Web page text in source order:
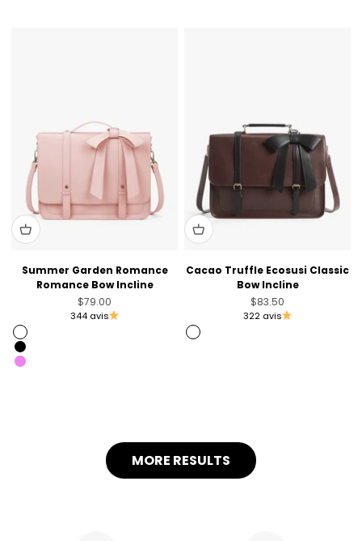
Summer Garden Romance
Romance Bow Incline
Prix de vente
$79.00
344 avis
Rose
Black
Violet
Cacao Truffle Ecosusi Classic
Bow Incline
Prix de vente
$83.50
322 avis
Coffee
MORE RESULTS